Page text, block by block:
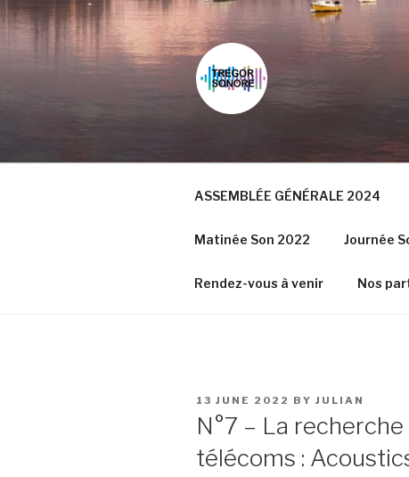
Skip
content
ASSEMBLÉE GÉNÉRALE 2024
Matinée Son 2022 Journée
Rendez-vous à venir Nos
POSTED
13 JUNE 2022 BY JULIAN
N°7 – La
télécoms :